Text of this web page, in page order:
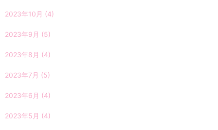
2023年10月 (4)
2023年9月 (5)
2023年8月 (4)
2023年7月 (5)
2023年6月 (4)
2023年5月 (4)